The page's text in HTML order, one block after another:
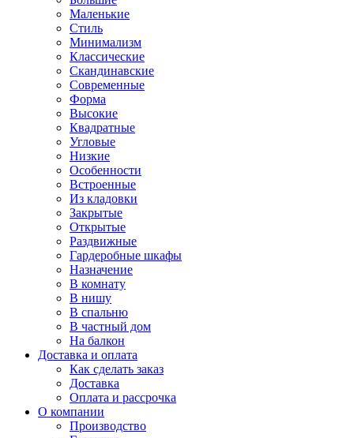
Маленькие
Стиль
Минимализм
Классические
Скандинавские
Современные
Форма
Высокие
Квадратные
Угловые
Низкие
Особенности
Встроенные
Из кладовки
Закрытые
Открытые
Раздвижные
Гардеробные шкафы
Назначение
В комнату
В нишу
В спальню
В частный дом
На балкон
Доставка и оплата
Как сделать заказ
Доставка
Оплата и рассрочка
О компании
Производство